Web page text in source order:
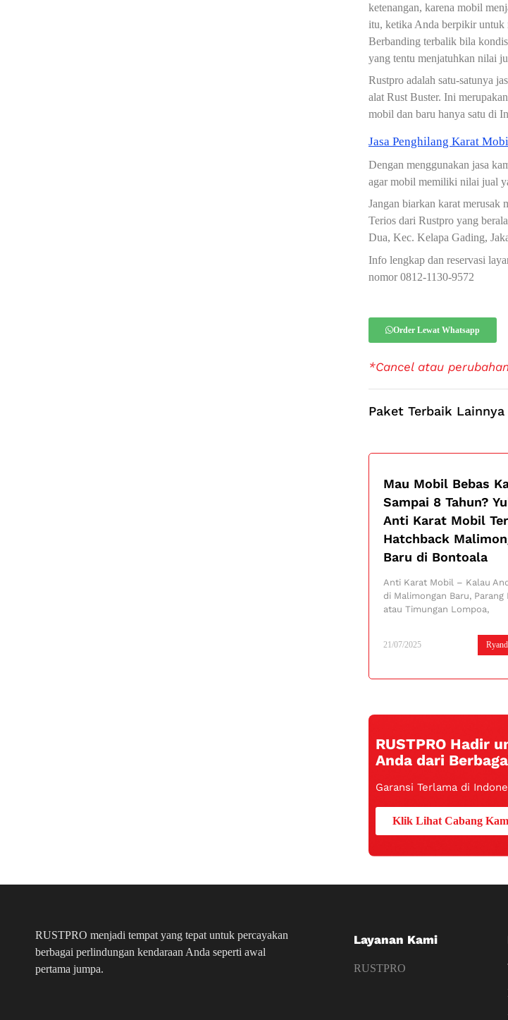
ketenangan, karena mobil
itu, ketika Anda berpikir
Berbanding terbalik bila
yang tentu menjatuhkan nilai
Rustpro adalah satu-satunya
alat Rust Buster. Ini
mobil dan baru hanya satu di
Jasa Penghilang Karat
Dengan menggunakan jasa
agar mobil memiliki nilai jual
Jangan biarkan karat merusak
Terios dari Rustpro yang
Dua, Kec. Kelapa Gading,
Info lengkap dan reservasi
nomor 0812-1130-9572
Order Lewat Whatsapp
*Cancel atau
Paket Terbaik Lainnya
Mau Mobil Bebas
Sampai 8 Tahun?
Anti Karat Mobil
Hatchback
Baru di Bontoala
21/07/2025
Anti Karat Mobil – Kalau
di Malimongan Baru, Parang
atau Timungan Lompoa,
RUSTPRO Hadir
Anda dari
Garansi Terlama di
Klik Lihat Cabang
RUSTPRO menjadi tempat yang tepat untuk percayakan
berbagai perlindungan kendaraan Anda seperti awal
pertama jumpa.
Layanan Kami
RUSTPRO